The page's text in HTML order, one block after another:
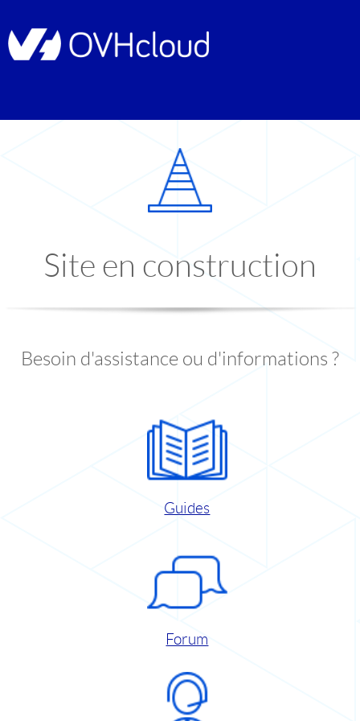
Site en construction
Besoin d'assistance ou d'informations ?
Guides
Forum